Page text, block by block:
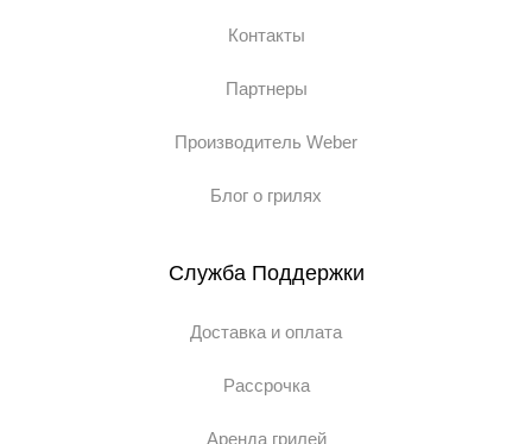
Контакты
Партнеры
Производитель Weber
Блог о грилях
Служба Поддержки
Доставка и оплата
Рассрочка
Аренда грилей